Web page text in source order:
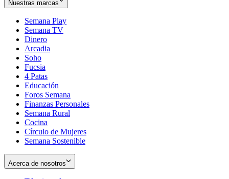
Nuestras marcas
Semana Play
Semana TV
Dinero
Arcadia
Soho
in
new
window
Fucsia
in
new
window
4 Patas
Educación
Foros Semana
Finanzas Personales
Semana Rural
Cocina
Círculo de Mujeres
Semana Sostenible
Acerca de nosotros